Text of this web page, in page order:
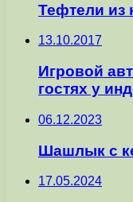
Тефтели из
13.10.2017
Игровой
гостях у
06.12.2023
Шашлык с
17.05.2024